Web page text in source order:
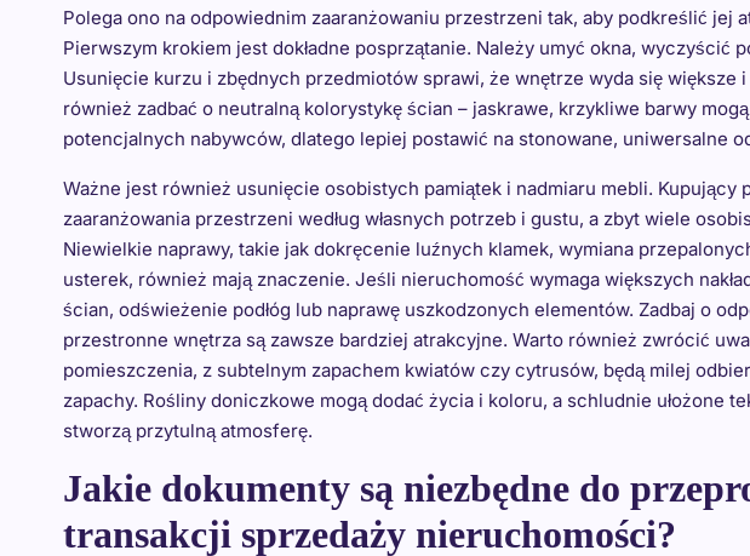
Polega ono na odpowiednim zaaranżowaniu przestrzeni tak, aby podkreślić jej
Pierwszym krokiem jest dokładne posprzątanie. Należy umyć okna, wyczyścić
Usunięcie kurzu i zbędnych przedmiotów sprawi, że wnętrze wyda się większe
również zadbać o neutralną kolorystykę ścian – jaskrawe, krzykliwe barwy
potencjalnych nabywców, dlatego lepiej postawić na stonowane, uniwersalne
Ważne jest również usunięcie osobistych pamiątek i nadmiaru mebli. Kupujący
zaaranżowania przestrzeni według własnych potrzeb i gustu, a zbyt wiele
Niewielkie naprawy, takie jak dokręcenie luźnych klamek, wymiana
usterek, również mają znaczenie. Jeśli nieruchomość wymaga większych
ścian, odświeżenie podłóg lub naprawę uszkodzonych elementów. Zadbaj o
przestronne wnętrza są zawsze bardziej atrakcyjne. Warto również zwrócić
pomieszczenia, z subtelnym zapachem kwiatów czy cytrusów, będą milej
zapachy. Rośliny doniczkowe mogą dodać życia i koloru, a schludnie ułożone
stworzą przytulną atmosferę.
Jakie dokumenty są niezbędne do
transakcji sprzedaży nieruchomości?